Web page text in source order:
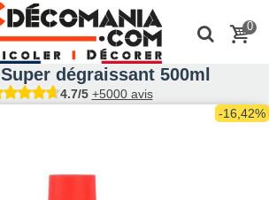
0
dégraissant 500ml
4.7/5 +5000 avis
-16,42%